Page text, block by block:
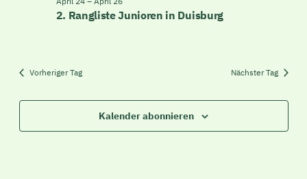
2. Rangliste Junioren in Duisburg
Vorheriger Tag Nächster Tag
Kalender abonnieren